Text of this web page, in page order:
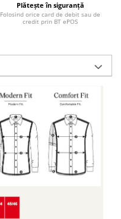
Plătește în siguranță
Folosind orice card de debit sau de
credit prin BT ePOS